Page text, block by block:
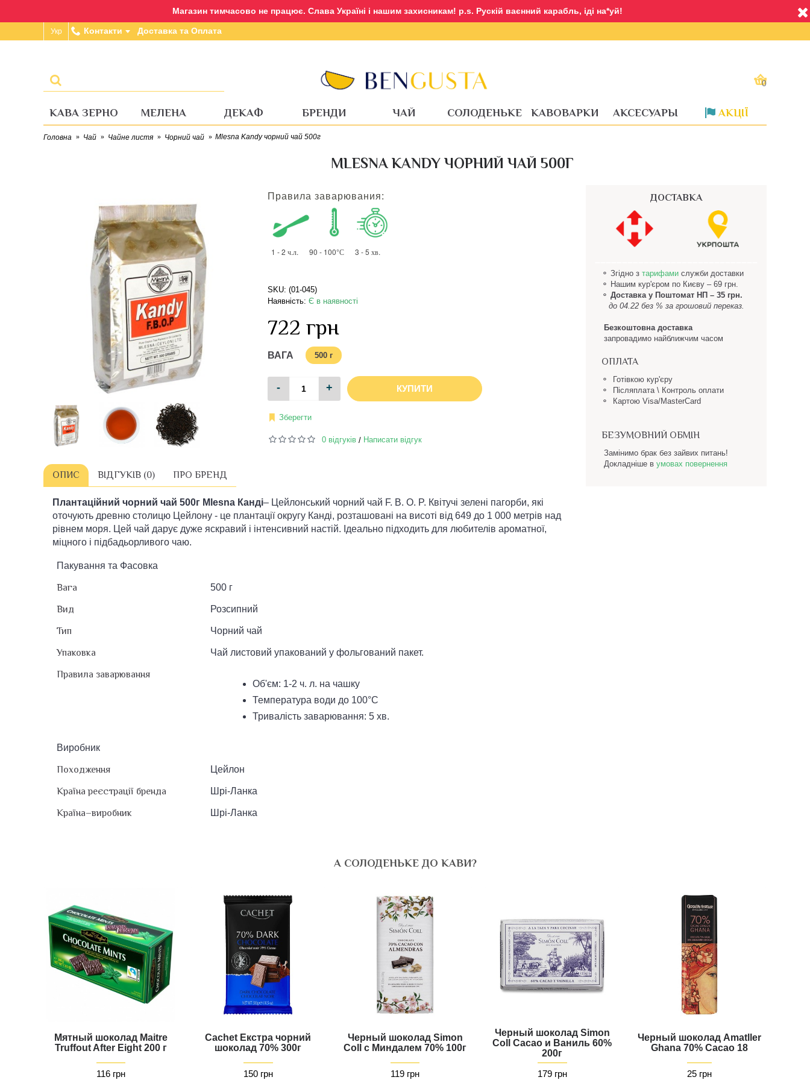
Магазин тимчасово не працює. Слава Україні і нашим захисникам! p.s. Рускій ваєнний карабль, іді на*уй!
Укр Контакти
Доставка та Оплата
0
КАВА ЗЕРНО МЕЛЕНА ДЕКАФ БРЕНДИ ЧАЙ СОЛОДЕНЬКЕ КАВОВАРКИ АКСЕСУАРЫ АКЦІЇ
Головна Чай Чайне листя Чорний чай Mlesna Kandy чорний чай 500г
ДОСТАВКА
⚬ Згідно з тарифами служби доставки
⚬ Нашим кур'єром по Києву – 69 грн.
⚬ Доставка у Поштомат НП – 35 грн.
до 04.22 без % за грошовий переказ.
Безкоштовна доставка
запровадимо найближчим часом
ОПЛАТА
⚬ Готівкою кур'єру
⚬ Післяплата \ Контроль оплати
⚬ Картою Visa/MasterCard
БЕЗУМОВНИЙ ОБМІН
Замінимо брак без зайвих питань!
Докладніше в умовах повернення
MLESNA KANDY ЧОРНИЙ ЧАЙ 500Г
Правила заварювания:
1 - 2 ч.л. 90 - 100°С 3 - 5 хв.
SKU: (01-045)
Наявність: Є в наявності
722 грн
ВАГА 500 г
- + КУПИТИ
Зберегти
0 відгуків / Написати відгук
ОПИС ВІДГУКІВ (0) ПРО БРЕНД
Плантаційний чорний чай 500г Mlesna Канді– Цейлонський чорний чай F. B. O. P. Квітучі зелені пагорби, які
оточують древню столицю Цейлону - це плантації округу Канді, розташовані на висоті від 649 до 1 000 метрів над
рівнем моря. Цей чай дарує дуже яскравий і інтенсивний настій. Ідеально підходить для любителів ароматної,
міцного і підбадьорливого чаю.
Пакування та Фасовка
Вага 500 г
Вид Розсипний
Тип Чорний чай
Упаковка Чай листовий упакований у фольгований пакет.
Правила заварювання
Об'єм: 1-2 ч. л. на чашку
Температура води до 100°С
Тривалість заварювання: 5 хв.
Виробник
Походження Цейлон
Країна реєстрації бренда Шрі-Ланка
Країна–виробник Шрі-Ланка
А СОЛОДЕНЬКЕ ДО КАВИ?
Мятный шоколад Maitre
Truffout After Eight 200 г
116 грн
Cachet Екстра чорний
шоколад 70% 300г
150 грн
Черный шоколад Simon
Coll с Миндалем 70% 100г
119 грн
Черный шоколад Simon
Coll Cacao и Ваниль 60%
200г
179 грн
Черный шоколад Amatller
Ghana 70% Cacao 18
25 грн